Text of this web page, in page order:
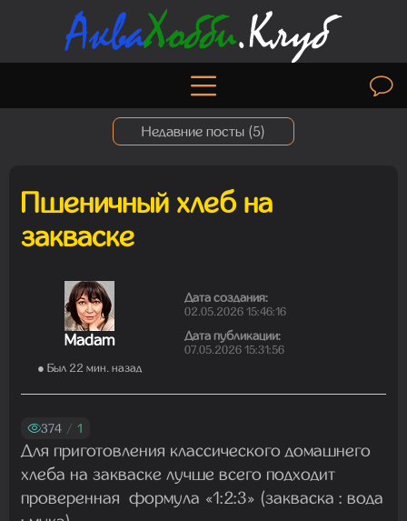
Недавние посты (5)
Madam
06.08.2026 19:50:30
01.08.2026 19:41:26
29.07.2026 13:23:35
Madam
Пшеничный хлеб на
закваске
Madam
● Был 22 мин. назад
Дата создания:
02.05.2026 15:46:16
Дата публикации:
07.05.2026 15:31:56
374 / 1
Для приготовления классического домашнего
хлеба на закваске лучше всего подходит
проверенная формула «1:2:3» (закваска : вода